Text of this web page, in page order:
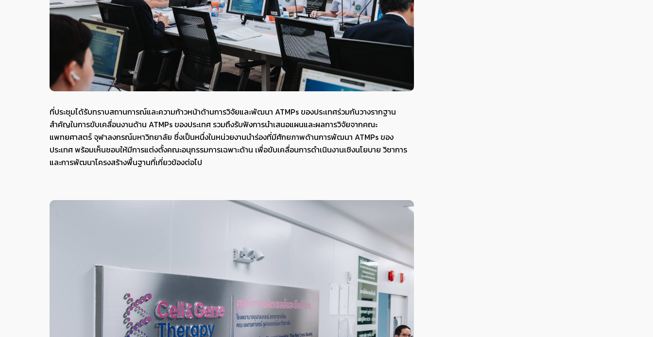
ที่ประชุมได้รับทราบสถานการณ์และความก้าวหน้าด้านการวิจัยและพัฒนา ATMPs ของประเทศร่วมกันวางรากฐาน
สำคัญในการขับเคลื่อนงานด้าน ATMPs ของประเทศ รวมถึงรับฟังการนำเสนอแผนและผลการวิจัยจากคณะ
แพทยศาสตร์ จุฬาลงกรณ์มหาวิทยาลัย ซึ่งเป็นหนึ่งในหน่วยงานนำร่องที่มีศักยภาพด้านการพัฒนา ATMPs ของ
ประเทศ พร้อมเห็นชอบให้มีการแต่งตั้งคณะอนุกรรมการเฉพาะด้าน เพื่อขับเคลื่อนการดำเนินงานเชิงนโยบาย วิชาการ
และการพัฒนาโครงสร้างพื้นฐานที่เกี่ยวข้องต่อไป